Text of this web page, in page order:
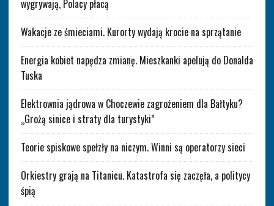
wygrywają, Polacy płacą
Wakacje ze śmieciami. Kurorty wydają krocie na sprzątanie
Energia kobiet napędza zmianę. Mieszkanki apelują do Donalda
Tuska
Elektrownia jądrowa w Choczewie zagrożeniem dla Bałtyku?
„Grożą sinice i straty dla turystyki”
Teorie spiskowe spełzły na niczym. Winni są operatorzy sieci
Orkiestry grają na Titanicu. Katastrofa się zaczęła, a politycy
śpią